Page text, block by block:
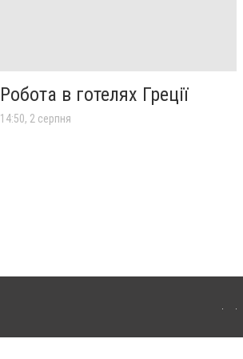
Робота в готелях Греції
14:50, 2 серпня